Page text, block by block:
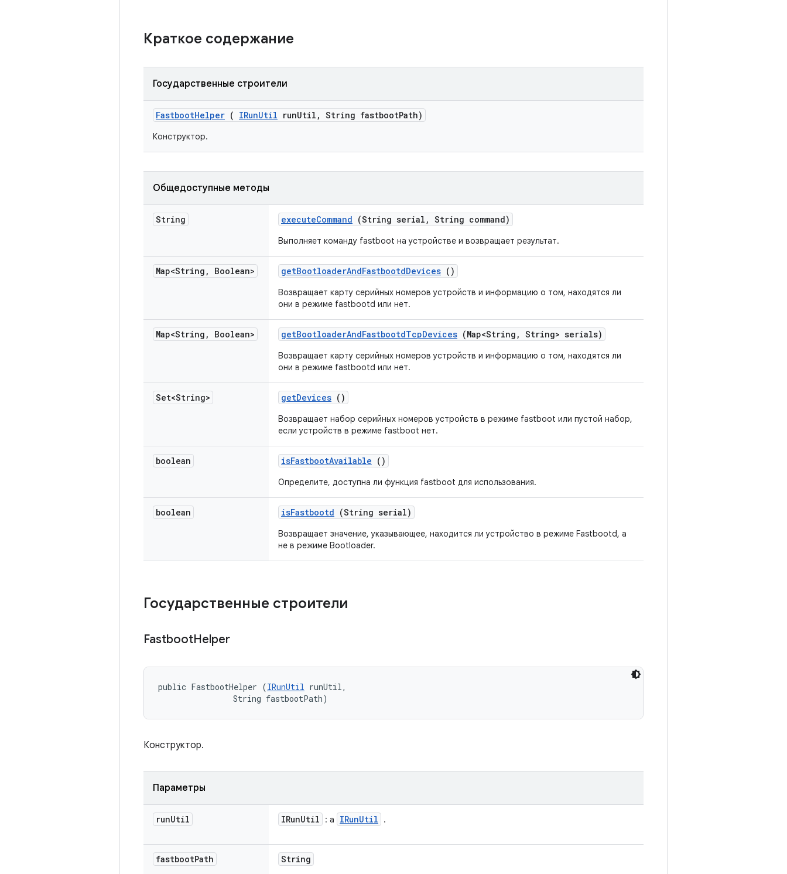
Краткое содержание
Государственные строители
FastbootHelper ( IRunUtil runUtil , String fastbootPath)
Конструктор.
Общедоступные методы
String executeCommand (String serial , String command)
Выполняет команду fastboot на устройстве и возвращает результат.
Map<String , Boolean> getBootloaderAndFastbootdDevices ()
Возвращает карту серийных номеров устройств и информацию о том, находятся ли
они в режиме fastbootd или нет.
Map<String , Boolean> getBootloaderAndFastbootdTcpDevices (Map<String , String> serials)
Возвращает карту серийных номеров устройств и информацию о том, находятся ли
они в режиме fastbootd или нет.
Set<String> getDevices ()
Возвращает набор серийных номеров устройств в режиме fastboot или пустой набор,
если устройств в режиме fastboot нет.
boolean isFastbootAvailable ()
Определите, доступна ли функция fastboot для использования.
boolean isFastbootd (String serial)
Возвращает значение, указывающее, находится ли устройство в режиме Fastbootd, а
не в режиме Bootloader.
Государственные строители
FastbootHelper
public FastbootHelper (IRunUtil runUtil,
                String fastbootPath)
Конструктор.
Параметры
runUtil IRunUtil : a IRunUtil .
fastbootPath String